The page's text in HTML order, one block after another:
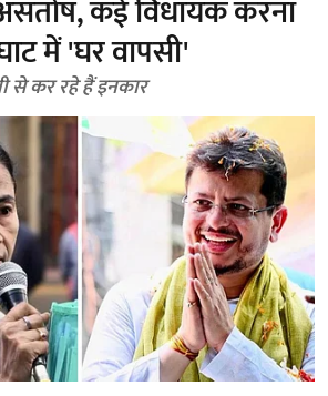
कई विधायक करना
में 'घर वापसी'
से कर रहे हैं इनकार